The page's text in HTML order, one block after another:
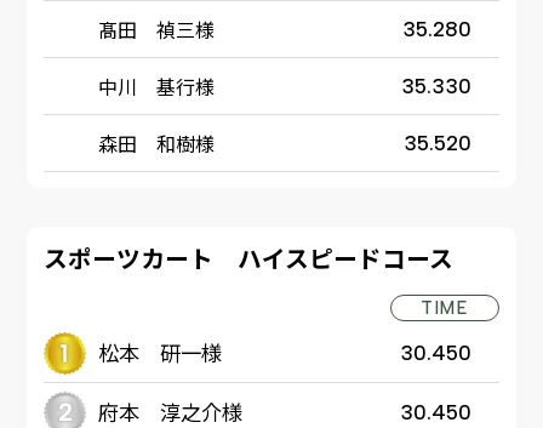
髙田 禎三様 35.280
中川 基行様 35.330
森田 和樹様 35.520
スポーツカート ハイスピードコース
TIME
松本 研一様 30.450
府本 淳之介様 30.450